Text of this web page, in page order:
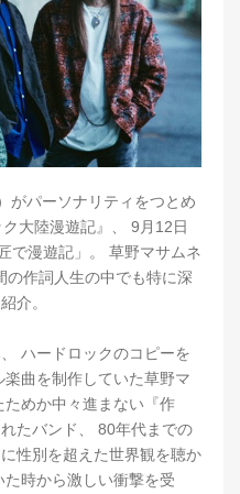
がパーソナリティをつとめ
大陸漫遊記』、 9月12日
で漫遊記」。 草野マサムネ
の作詞人生の中でも特に深
介。
ハードロックのコピーを
曲を制作していた草野マ
めか中々進まない『作
たバンド、 80年代までの
性別を超えた世界観を聴か
時から激しい衝撃を受